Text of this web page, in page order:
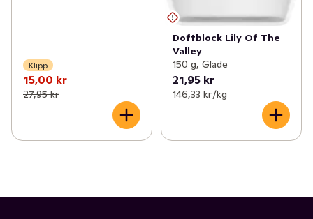
Klipp
15,00 kr
27,95 kr
Doftblock Lily Of The
Valley
150 g, Glade
21,95 kr
146,33 kr /kg